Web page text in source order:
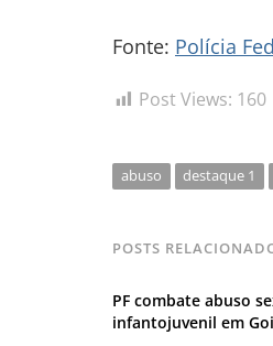
Fonte: Polícia
Post Views: 160
abuso destaque 1
POSTS
PF combate abuso
infantojuvenil em